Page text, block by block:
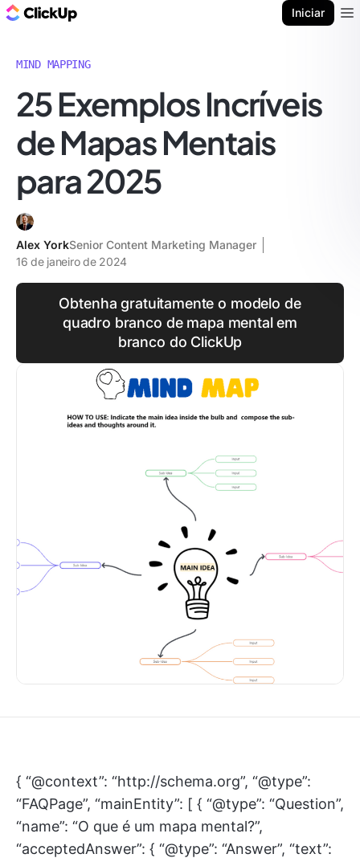
Iniciar
MIND MAPPING
25 Exemplos Incríveis
de Mapas Mentais
para 2025
Alex YorkSenior Content Marketing Manager
16 de janeiro de 2024
Obtenha gratuitamente o modelo de
quadro branco de mapa mental em
branco do ClickUp
{ “@context”: “http://schema.org”, “@type”:
“FAQPage”, “mainEntity”: [ { “@type”: “Question”,
“name”: “O que é um mapa mental?”,
“acceptedAnswer”: { “@type”: “Answer”, “text”: